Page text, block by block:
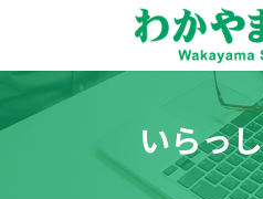
ン
へ
ー
ョ
いらっ